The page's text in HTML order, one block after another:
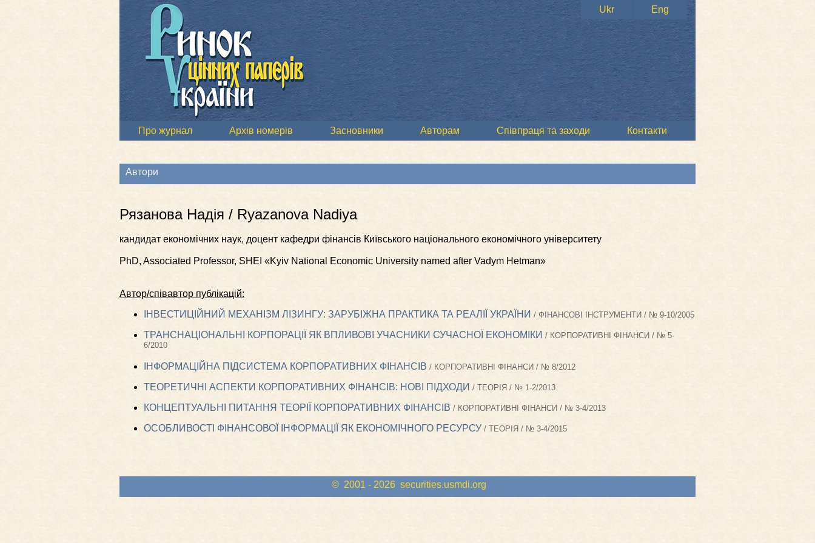
Ukr Eng
Про журнал Архів номерів Засновники Авторам Співпраця та заходи Контакти
Автори
Рязанова Надія / Ryazanova Nadiya
кандидат економічних наук, доцент кафедри фінансів Київського національного економічного університету
PhD, Associated Professor, SHEI «Kyiv National Economic University named after Vadym Hetman»
Автор/співавтор публікацій:
ІНВЕСТИЦІЙНИЙ МЕХАНІЗМ ЛІЗИНГУ: ЗАРУБІЖНА ПРАКТИКА ТА РЕАЛІЇ УКРАЇНИ / ФІНАНСОВІ ІНСТРУМЕНТИ / № 9-10/2005
ТРАНСНАЦІОНАЛЬНІ КОРПОРАЦІЇ ЯК ВПЛИВОВІ УЧАСНИКИ СУЧАСНОЇ ЕКОНОМІКИ / КОРПОРАТИВНІ ФІНАНСИ / № 5-
6/2010
ІНФОРМАЦІЙНА ПІДСИСТЕМА КОРПОРАТИВНИХ ФІНАНСІВ / КОРПОРАТИВНІ ФІНАНСИ / № 8/2012
ТЕОРЕТИЧНІ АСПЕКТИ КОРПОРАТИВНИХ ФІНАНСІВ: НОВІ ПІДХОДИ / ТЕОРІЯ / № 1-2/2013
КОНЦЕПТУАЛЬНІ ПИТАННЯ ТЕОРІЇ КОРПОРАТИВНИХ ФІНАНСІВ / КОРПОРАТИВНІ ФІНАНСИ / № 3-4/2013
ОСОБЛИВОСТІ ФІНАНСОВОЇ ІНФОРМАЦІЇ ЯК ЕКОНОМІЧНОГО РЕСУРСУ / ТЕОРІЯ / № 3-4/2015
© 2001 - 2026 securities.usmdi.org